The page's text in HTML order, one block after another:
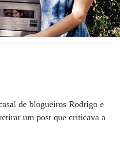
de blogueiros Rodrigo e
um post que criticava a